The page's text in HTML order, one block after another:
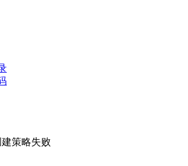
策略失败